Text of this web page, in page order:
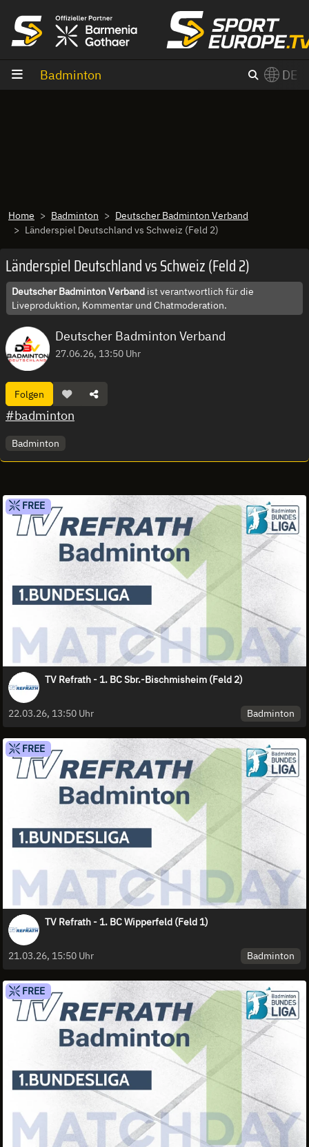
Badminton DE
Home Badminton
Deutscher Badminton Verband
Länderspiel Deutschland vs Schweiz (Feld 2)
Länderspiel Deutschland vs Schweiz (Feld 2)
Deutscher Badminton Verband ist verantwortlich für die
Liveproduktion, Kommentar und Chatmoderation.
Deutscher Badminton Verband
27.06.26, 13:50 Uhr
Folgen
#badminton
Badminton
FREE
TV Refrath - 1. BC Sbr.-Bischmisheim (Feld 2)
22.03.26, 13:50 Uhr Badminton
FREE
TV Refrath - 1. BC Wipperfeld (Feld 1)
21.03.26, 15:50 Uhr Badminton
FREE